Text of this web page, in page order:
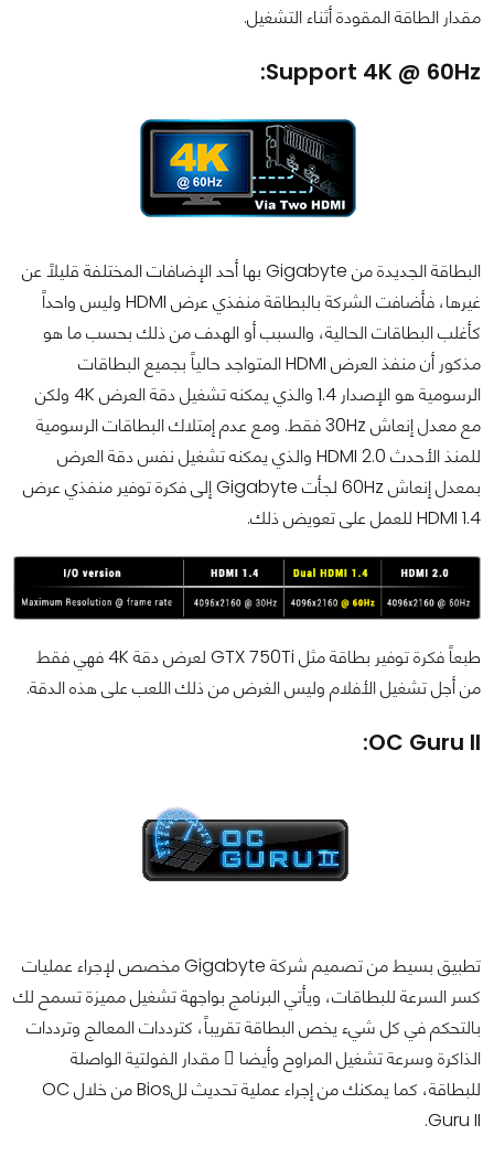
مقدار الطاقة المقودة أثناء التشغيل.
Support 4K @ 60Hz:
البطاقة الجديدة من Gigabyte بها أحد الإضافات المختلفة قليلاً عن
غيرها، فأضافت الشركة بالبطاقة منفذي عرض HDMI وليس واحداً
كأغلب البطاقات الحالية، والسبب أو الهدف من ذلك بحسب ما هو
مذكور أن منفذ العرض HDMI المتواجد حالياً بجميع البطاقات
الرسومية هو الإصدار 1.4 والذي يمكنه تشغيل دقة العرض 4K ولكن
مع معدل إنعاش 30Hz فقط. ومع عدم إمتلاك البطاقات الرسومية
للمنذ الأحدث HDMI 2.0 والذي يمكنه تشغيل نفس دقة العرض
بمعدل إنعاش 60Hz لجأت Gigabyte إلى فكرة توفير منفذي عرض
HDMI 1.4 للعمل على تعويض ذلك.
طبعاً فكرة توفير بطاقة مثل GTX 750Ti لعرض دقة 4K فهي فقط
من أجل تشغيل الأفلام وليس الغرض من ذلك اللعب على هذه الدقة.
OC Guru II:
تطبيق بسيط من تصميم شركة Gigabyte مخصص لإجراء عمليات
كسر السرعة للبطاقات، ويأتي البرنامج بواجهة تشغيل مميزة تسمح لك
بالتحكم في كل شيء يخص البطاقة تقريباً، كترددات المعالج وترددات
الذاكرة وسرعة تشغيل المراوح وأيضا ً مقدار الفولتية الواصلة
للبطاقة، كما يمكنك من إجراء عملية تحديث للBios من خلال OC
Guru II.